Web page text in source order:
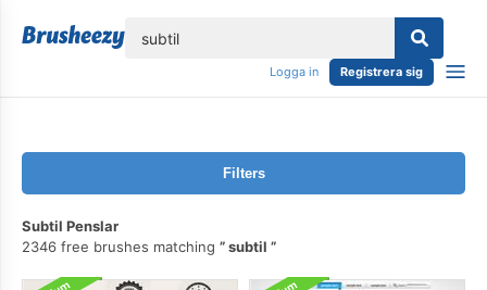
Logga in Registrera sig
Filters
Subtil Penslar
2346 free brushes matching
subtil